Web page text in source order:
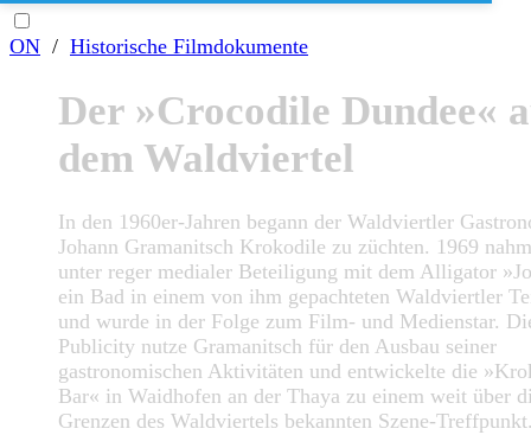
ON / Historische Filmdokumente
Der »Crocodile Dundee«
dem Waldviertel
In den 1960er-Jahren begann der Waldviertler
Johann Gramanitsch Krokodile zu züchten. 1969
unter reger medialer Beteiligung mit dem Alligator
ein Bad in einem von ihm gepachteten Waldviertler
und wurde in der Folge zum Film- und Medienstar.
Publicity nutze Gramanitsch für den Ausbau seiner
gastronomischen Aktivitäten und entwickelte die
Bar« in Waidhofen an der Thaya zu einem weit über
Grenzen des Waldviertels bekannten Szene-